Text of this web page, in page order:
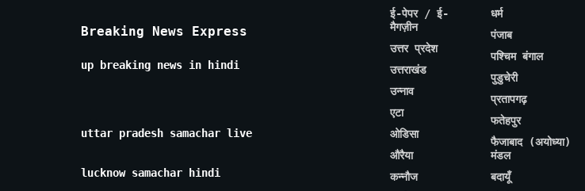
Breaking News Express
up breaking news in hindi
uttar pradesh samachar live
lucknow samachar hindi
ई-पेपर / ई-
मैगज़ीन
उत्तर प्रदेश
उत्तराखंड
उन्नाव
एटा
ओडिसा
औरैया
कन्नौज
धर्म
पंजाब
पश्चिम बंगाल
पुडुचेरी
प्रतापगढ़
फतेहपुर
फैजाबाद (अयोध्या)
मंडल
बदायूँ